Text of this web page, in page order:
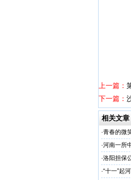
上一篇：
下一篇：
相关文章
·青春的微
·河南一所
·洛阳担保
·“十一”起